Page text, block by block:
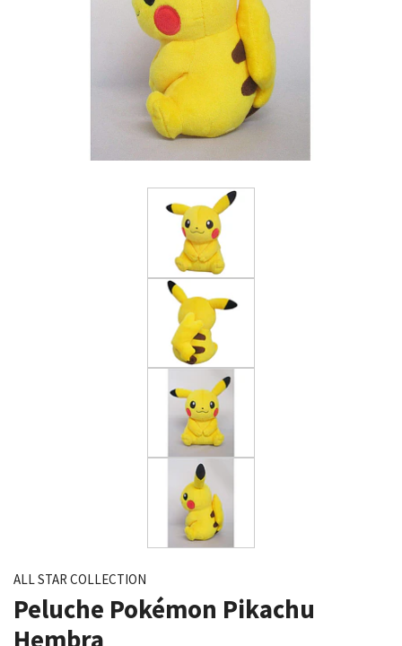
ALL STAR COLLECTION
Peluche Pokémon Pikachu
Hembra